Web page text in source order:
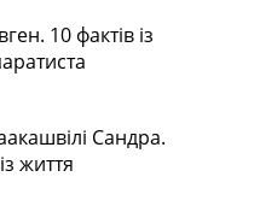
10 фактів із
Сандра.
життя